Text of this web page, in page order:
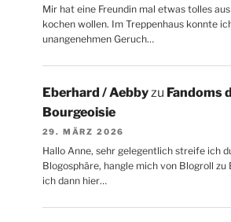
Mir hat eine Freundin mal etwas tolles
kochen wollen. Im Treppenhaus konnte
unangenehmen Geruch…
Eberhard / Aebbyzu Fandoms
Bourgeoisie
29. MÄRZ 2026
Hallo Anne, sehr gelegentlich streife ich
Blogosphäre, hangle mich von Blogroll zu
ich dann hier…